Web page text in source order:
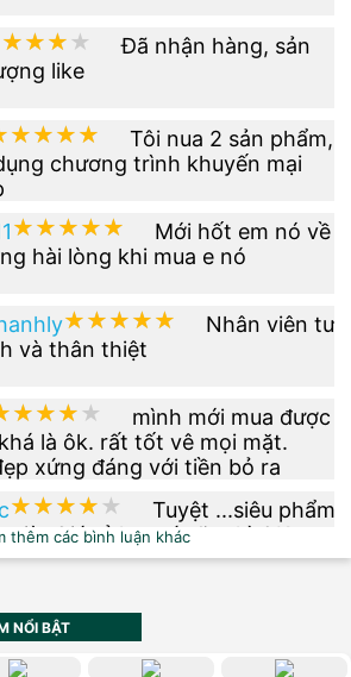
Đã nhận hàng, sản
like
Tôi nua 2 sản phẩm,
chương trình khuyến mại
★★★★★
★★★★★
Mới hốt em nó về
hài lòng khi mua e nó
★★★★★
★★★★★
Nhân viên tư
và thân thiệt
mình mới mua được
là ôk. rất tốt vê mọi mặt.
xứng đáng với tiền bỏ ra
★★★★★
★★★★★
Tuyệt ...siêu phẩm
giờ. Giá rẻ hơn tí nữa thì OK.
đi nhé
thêm các bình luận khác
NỔI BẬT